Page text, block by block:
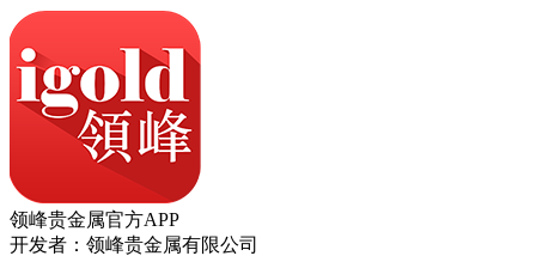
领峰贵金属官方APP
开发者：领峰贵金属有限公司